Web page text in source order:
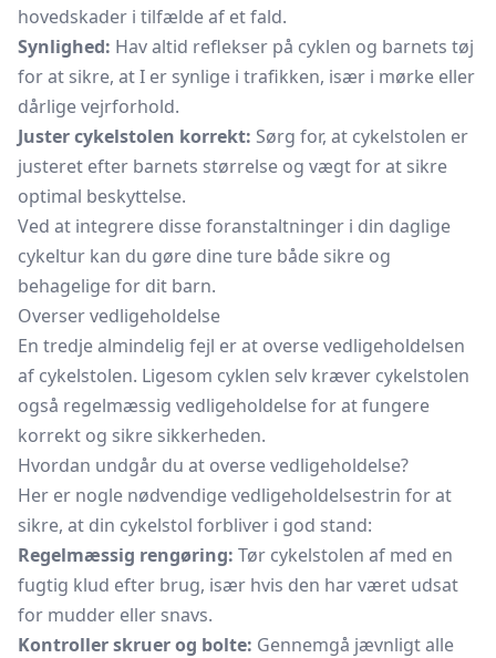
hovedskader i tilfælde af et fald.
Synlighed: Hav altid reflekser på cyklen og barnets tøj
for at sikre, at I er synlige i trafikken, især i mørke eller
dårlige vejrforhold.
Juster cykelstolen korrekt: Sørg for, at cykelstolen er
justeret efter barnets størrelse og vægt for at sikre
optimal beskyttelse.
Ved at integrere disse foranstaltninger i din daglige
cykeltur kan du gøre dine ture både sikre og
behagelige for dit barn.
Overser vedligeholdelse
En tredje almindelig fejl er at overse vedligeholdelsen
af cykelstolen. Ligesom cyklen selv kræver cykelstolen
også regelmæssig vedligeholdelse for at fungere
korrekt og sikre sikkerheden.
Hvordan undgår du at overse vedligeholdelse?
Her er nogle nødvendige vedligeholdelsestrin for at
sikre, at din cykelstol forbliver i god stand:
Regelmæssig rengøring: Tør cykelstolen af med en
fugtig klud efter brug, især hvis den har været udsat
for mudder eller snavs.
Kontroller skruer og bolte: Gennemgå jævnligt alle